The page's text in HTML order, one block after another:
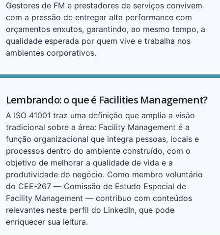
Gestores de FM e prestadores de serviços convivem
com a pressão de entregar alta performance com
orçamentos enxutos, garantindo, ao mesmo tempo, a
qualidade esperada por quem vive e trabalha nos
ambientes corporativos.
Lembrando: o que é Facilities Management?
A ISO 41001 traz uma definição que amplia a visão
tradicional sobre a área: Facility Management é a
função organizacional que integra pessoas, locais e
processos dentro do ambiente construído, com o
objetivo de melhorar a qualidade de vida e a
produtividade do negócio. Como membro voluntário
do CEE-267 — Comissão de Estudo Especial de
Facility Management — contribuo com conteúdos
relevantes neste perfil do LinkedIn, que pode
enriquecer sua leitura.